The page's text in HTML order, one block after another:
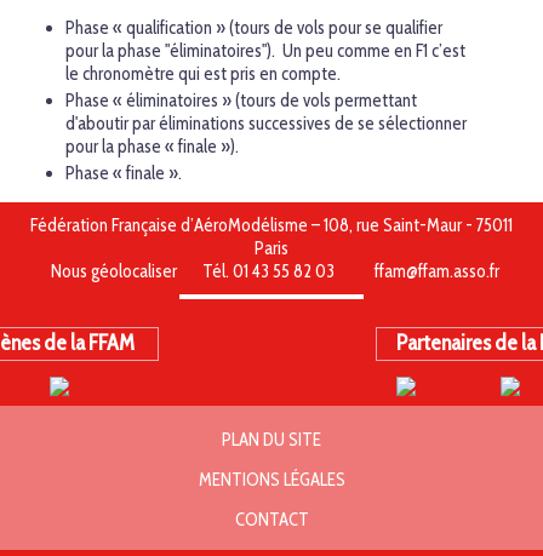
Phase « qualification » (tours de vols pour se qualifier
pour la phase "éliminatoires"). Un peu comme en F1 c’est
le chronomètre qui est pris en compte.
Phase « éliminatoires » (tours de vols permettant
d'aboutir par éliminations successives de se sélectionner
pour la phase « finale »).
Phase « finale ».
Fédération Française d’AéroModélisme – 108, rue Saint-Maur - 75011
Paris
Nous géolocaliser
Tél. 01 43 55 82 03 ffam@ffam.asso.fr
de la FFAM Partenaires de la
PLAN DU SITE
MENTIONS LÉGALES
CONTACT